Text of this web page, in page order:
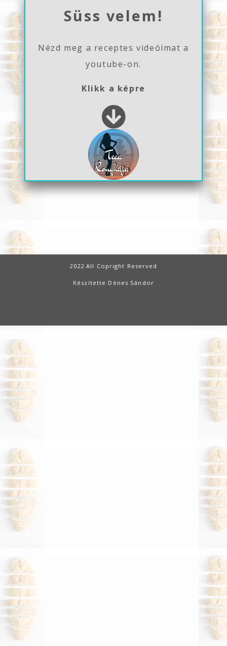
Süss velem!
Nézd meg a receptes videóimat a
youtube-on.
Klikk a képre
2022 All Copright Reserved
Készítette Dénes Sándor